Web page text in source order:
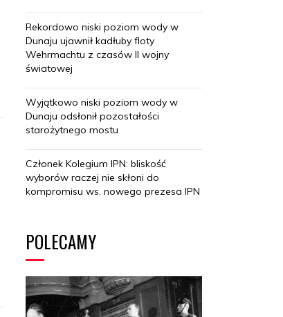
Rekordowo niski poziom wody w
Dunaju ujawnił kadłuby floty
Wehrmachtu z czasów II wojny
światowej
Wyjątkowo niski poziom wody w
Dunaju odsłonił pozostałości
starożytnego mostu
Członek Kolegium IPN: bliskość
wyborów raczej nie skłoni do
kompromisu ws. nowego prezesa IPN
POLECAMY